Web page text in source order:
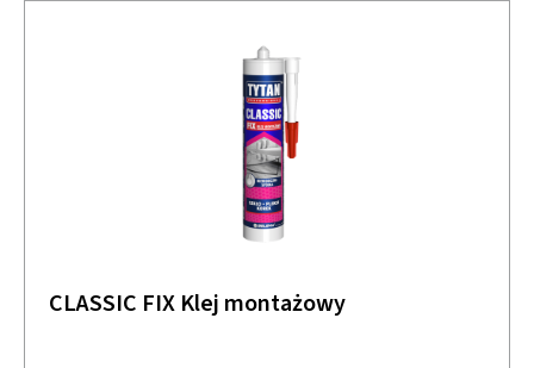
CLASSIC FIX Klej montażowy